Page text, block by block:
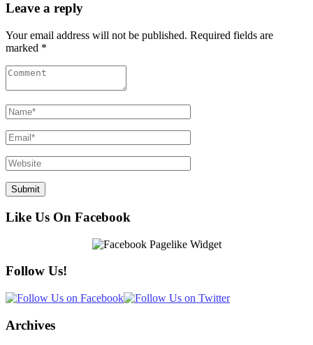
Leave a reply
Your email address will not be published. Required fields are
marked *
Like Us On Facebook
Follow Us!
Archives